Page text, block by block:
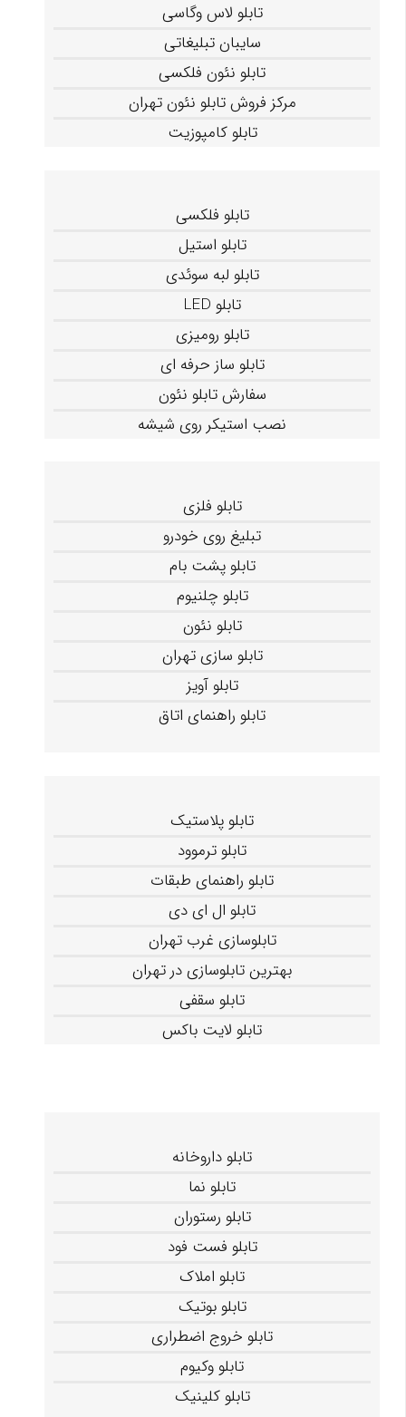
تابلو لاس وگاسی
سایبان تبلیغاتی
تابلو نئون فلکسی
مرکز فروش تابلو نئون تهران
تابلو کامپوزیت
تابلو فلکسی
تابلو استیل
تابلو لبه سوئدی
تابلو LED
تابلو رومیزی
تابلو ساز حرفه ای
سفارش تابلو نئون
نصب استیکر روی شیشه
تابلو فلزی
تبلیغ روی خودرو
تابلو پشت بام
تابلو چلنیوم
تابلو نئون
تابلو سازی تهران
تابلو آویز
تابلو راهنمای اتاق
تابلو پلاستیک
تابلو ترموود
تابلو راهنمای طبقات
تابلو ال ای دی
تابلوسازی غرب تهران
بهترین تابلوسازی در تهران
تابلو سقفی
تابلو لایت باکس
تابلو داروخانه
تابلو نما
تابلو رستوران
تابلو فست فود
تابلو املاک
تابلو بوتیک
تابلو خروج اضطراری
تابلو وکیوم
تابلو کلینیک